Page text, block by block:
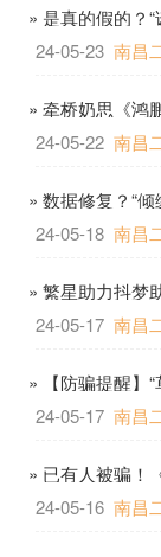
» 是真的假的？
24-05-23 南昌
» 牵桥奶思《鸿
24-05-22 南昌
» 数据修复？“
24-05-18 南昌
» 繁星助力抖梦
24-05-17 南昌
» 【防骗提醒】
24-05-17 南昌
» 已有人被骗！
24-05-16 南昌